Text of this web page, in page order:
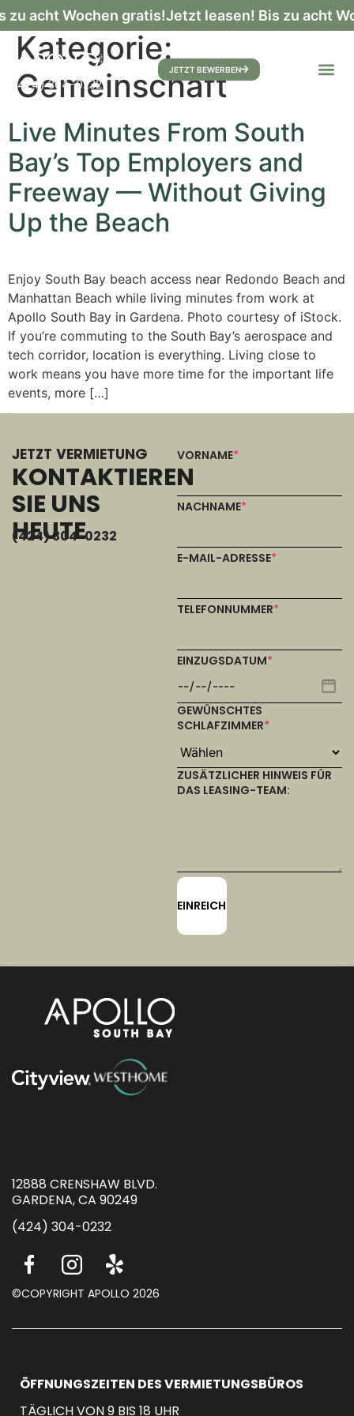
zu acht Wochen gratis!Jetzt leasen! Bis zu acht
(424) 304-0232
JETZT BEWERBEN
Kategorie:
Gemeinschaft
Live Minutes From South
Bay’s Top Employers and
Freeway — Without Giving
Up the Beach
Enjoy South Bay beach access near Redondo Beach and
Manhattan Beach while living minutes from work at
Apollo South Bay in Gardena. Photo courtesy of iStock.
If you’re commuting to the South Bay’s aerospace and
tech corridor, location is everything. Living close to
work means you have more time for the important life
events, more […]
JETZT VERMIETUNG
KONTAKTIEREN
SIE UNS
HEUTE
(424) 304-0232
VORNAME*
NACHNAME*
E-MAIL-ADRESSE*
TELEFONNUMMER*
EINZUGSDATUM*
GEWÜNSCHTES
SCHLAFZIMMER*
ZUSÄTZLICHER HINWEIS FÜR
DAS LEASING-TEAM:
12888 CRENSHAW BLVD.
GARDENA, CA 90249
(424) 304-0232
©COPYRIGHT APOLLO 2026
ÖFFNUNGSZEITEN DES VERMIETUNGSBÜROS
TÄGLICH VON 9 BIS 18 UHR